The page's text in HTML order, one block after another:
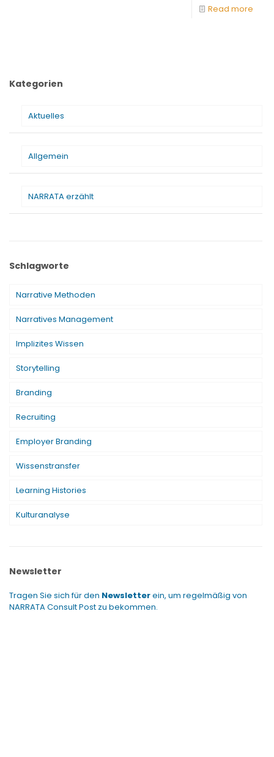
Read more
Kategorien
Aktuelles
Allgemein
NARRATA erzählt
Schlagworte
Narrative Methoden
Narratives Management
Implizites Wissen
Storytelling
Branding
Recruiting
Employer Branding
Wissenstransfer
Learning Histories
Kulturanalyse
Newsletter
Tragen Sie sich für den Newsletterein, um regelmäßig von
NARRATA Consult Post zu bekommen.